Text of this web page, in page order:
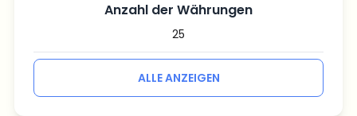
Anzahl der Währungen
25
ALLE ANZEIGEN